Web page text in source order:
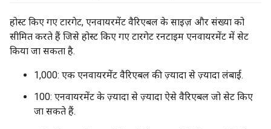
होस्ट किए गए टारगेट, एनवायरमेंट वैरिएबल के साइज़ और संख्या को
सीमित करते हैं जिसे होस्ट किए गए टारगेट रनटाइम एनवायरमेंट में सेट
किया जा सकता है.
1,000: एक एनवायरमेंट वैरिएबल की ज़्यादा से ज़्यादा लंबाई.
100: एनवायरमेंट के ज़्यादा से ज़्यादा ऐसे वैरिएबल जो सेट किए
जा सकते हैं.